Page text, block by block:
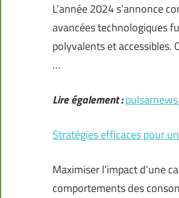
L’année 2024 s’annonce
avancées technologiques
polyvalents et accessibles.
…
Lire également :
Stratégies efficaces pour
Maximiser l’impact d’une
comportements des